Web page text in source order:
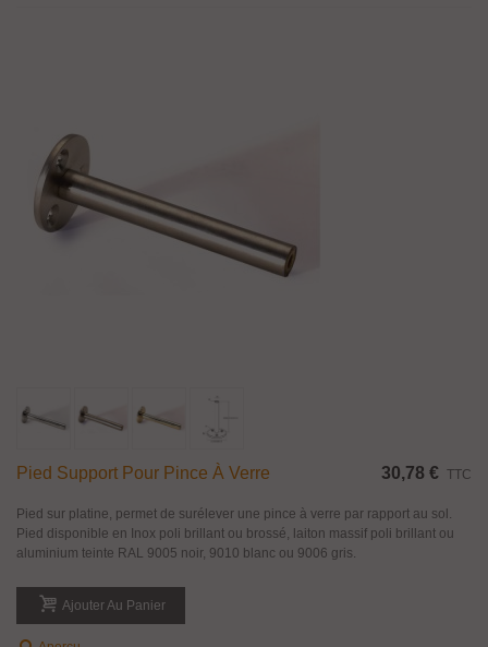
Pied Support Pour Pince À Verre 30,78 € TTC
Pied sur platine, permet de surélever une pince à verre par rapport au sol.
Pied disponible en Inox poli brillant ou brossé, laiton massif poli brillant ou
aluminium teinte RAL 9005 noir, 9010 blanc ou 9006 gris.
Ajouter Au Panier